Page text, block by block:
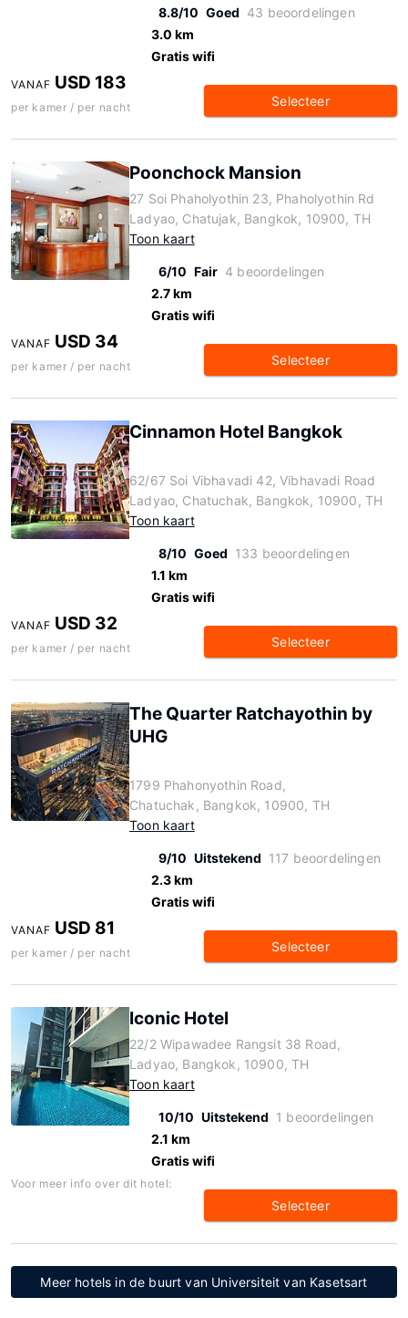
8.8/10 Goed 43 beoordelingen
3.0 km
Gratis wifi
VANAF USD 183
per kamer / per nacht Selecteer
Poonchock Mansion
27 Soi Phaholyothin 23, Phaholyothin Rd
Ladyao, Chatujak, Bangkok, 10900, TH
Toon kaart
6/10 Fair 4 beoordelingen
2.7 km
Gratis wifi
VANAF USD 34
per kamer / per nacht Selecteer
Cinnamon Hotel Bangkok
62/67 Soi Vibhavadi 42, Vibhavadi Road
Ladyao, Chatuchak, Bangkok, 10900, TH
Toon kaart
8/10 Goed 133 beoordelingen
1.1 km
Gratis wifi
VANAF USD 32
per kamer / per nacht Selecteer
The Quarter Ratchayothin by
UHG
1799 Phahonyothin Road,
Chatuchak, Bangkok, 10900, TH
Toon kaart
9/10 Uitstekend 117 beoordelingen
2.3 km
Gratis wifi
VANAF USD 81
per kamer / per nacht Selecteer
Iconic Hotel
22/2 Wipawadee Rangsit 38 Road,
Ladyao, Bangkok, 10900, TH
Toon kaart
10/10 Uitstekend 1 beoordelingen
2.1 km
Gratis wifi
Voor meer info over dit hotel:
Selecteer
Meer hotels in de buurt van Universiteit van Kasetsart